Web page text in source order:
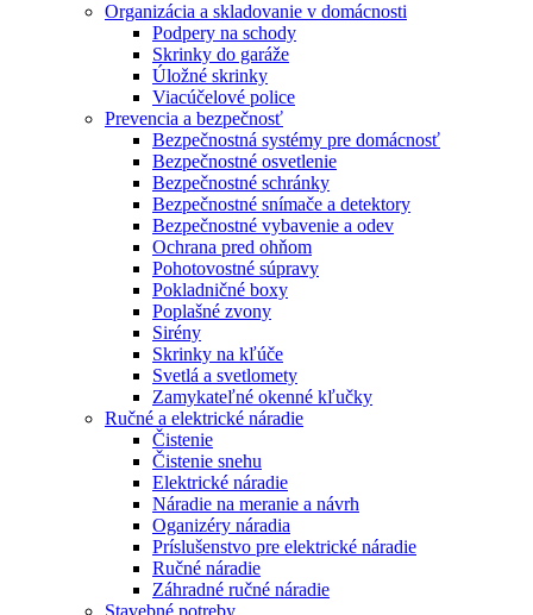
Organizácia a skladovanie v domácnosti
Podpery na schody
Skrinky do garáže
Úložné skrinky
Viacúčelové police
Prevencia a bezpečnosť
Bezpečnostná systémy pre domácnosť
Bezpečnostné osvetlenie
Bezpečnostné schránky
Bezpečnostné snímače a detektory
Bezpečnostné vybavenie a odev
Ochrana pred ohňom
Pohotovostné súpravy
Pokladničné boxy
Poplašné zvony
Sirény
Skrinky na kľúče
Svetlá a svetlomety
Zamykateľné okenné kľučky
Ručné a elektrické náradie
Čistenie
Čistenie snehu
Elektrické náradie
Náradie na meranie a návrh
Oganizéry náradia
Príslušenstvo pre elektrické náradie
Ručné náradie
Záhradné ručné náradie
Stavebné potreby